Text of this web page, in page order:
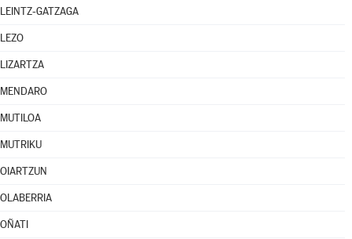
LEINTZ-GATZAGA
LEZO
LIZARTZA
MENDARO
MUTILOA
MUTRIKU
OIARTZUN
OLABERRIA
OÑATI